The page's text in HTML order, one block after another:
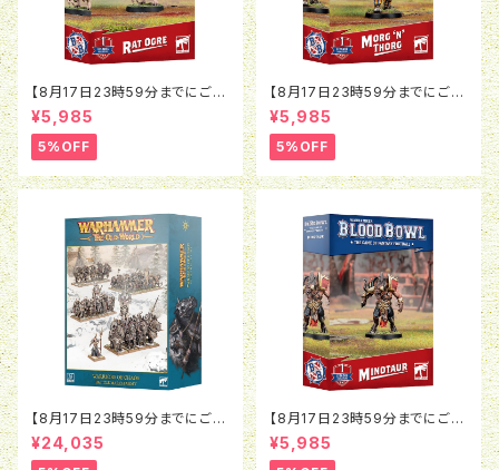
【8月17日23時59分までにご予
約で5％OFF】ブラッドボウル：ラ
ットオウガ
¥5,985
5%OFF
【8月17日23時59分までにご予
約で5％OFF】ブラッドボウル：モ
ルグ＝ンソルグ
¥5,985
5%OFF
【8月17日23時59分までにご予
約で5％OFF】オールドワール
ド：ウォリアー・オヴ・ケイオス：バ
¥24,035
【8月17日23時59分までにご予
約で5％OFF】ブラッドボウル：ミ
ノタウロス
¥5,985